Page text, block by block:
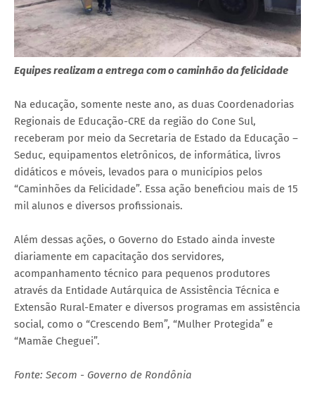
Equipes realizam a entrega com o caminhão da felicidade
Na educação, somente neste ano, as duas Coordenadorias
Regionais de Educação-CRE da região do Cone Sul,
receberam por meio da Secretaria de Estado da Educação –
Seduc, equipamentos eletrônicos, de informática, livros
didáticos e móveis, levados para o municípios pelos
“Caminhões da Felicidade”. Essa ação beneficiou mais de 15
mil alunos e diversos profissionais.
Além dessas ações, o Governo do Estado ainda investe
diariamente em capacitação dos servidores,
acompanhamento técnico para pequenos produtores
através da Entidade Autárquica de Assistência Técnica e
Extensão Rural-Emater e diversos programas em assistência
social, como o “Crescendo Bem”, “Mulher Protegida” e
“Mamãe Cheguei”.
Fonte: Secom - Governo de Rondônia